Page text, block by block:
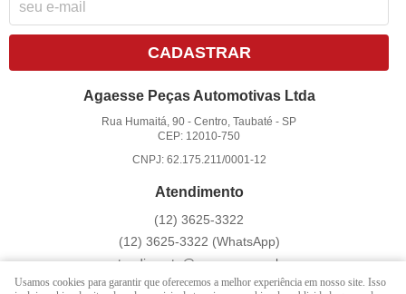
CADASTRAR
Agaesse Peças Automotivas Ltda
Rua Humaitá, 90 -Centro, Taubaté -SP
CEP: 12010-750
CNPJ: 62.175.211/0001-12
Atendimento
(12) 3625-3322
(12) 3625-3322 (WhatsApp)
atendimento@agaesse.com.br
Usamos cookies para garantir que oferecemos a melhor experiência em nosso site. Isso